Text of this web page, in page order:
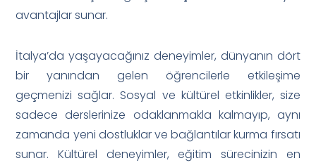
avantajlar sunar.
İtalya’da yaşayacağınız deneyimler, dünyanın dört
bir yanından gelen öğrencilerle etkileşime
geçmenizi sağlar. Sosyal ve kültürel etkinlikler, size
sadece derslerinize odaklanmakla kalmayıp, aynı
zamanda yeni dostluklar ve bağlantılar kurma fırsatı
sunar. Kültürel deneyimler, eğitim sürecinizin en